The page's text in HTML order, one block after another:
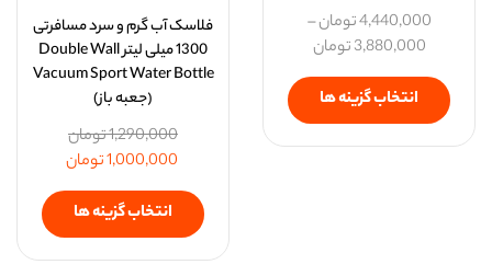
4,440,000تومان–
3,880,000تومان
انتخاب گزینه ها
فلاسک آب گرم و سرد مسافرتی
1300 میلی لیتر Double Wall
Vacuum Sport Water Bottle
(جعبه باز)
1,290,000تومان
1,000,000تومان
انتخاب گزینه ها